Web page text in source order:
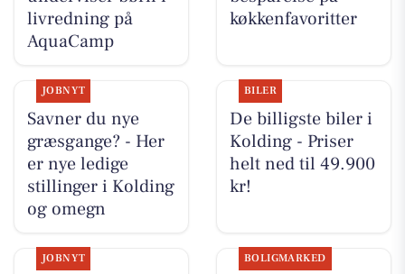
livredning på
AquaCamp
køkkenfavoritter
JOBNYT
Savner du nye
græsgange? - Her
er nye ledige
stillinger i Kolding
og omegn
BILER
De billigste biler i
Kolding - Priser
helt ned til 49.900
kr!
JOBNYT BOLIGMARKED